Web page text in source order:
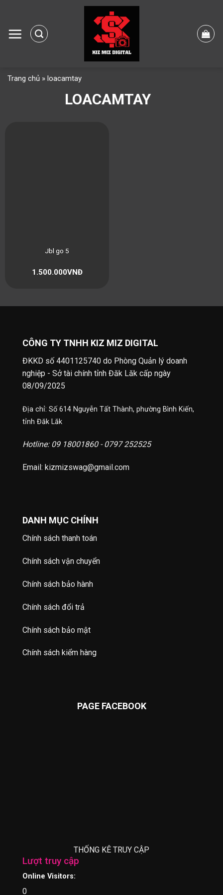
content
Trang chủ » loacamtay
LOACAMTAY
Jbl go 5
1.500.000VNĐ
CÔNG TY TNHH KIZ MIZ DIGITAL
ĐKKD số 4401125740 do Phòng Quản lý doanh
nghiệp - Sở tài chính tỉnh Đăk Lăk cấp ngày
08/09/2025
Địa chỉ: Số 614 Nguyễn Tất Thành, phường Bình Kiến,
tỉnh Đăk Lăk
Hotline: 09 18001860 - 0797 252525
Email: kizmizswag@gmail.com
DANH MỤC CHÍNH
Chính sách thanh toán
Chính sách vận chuyển
Chính sách bảo hành
Chính sách đổi trả
Chính sách bảo mật
Chính sách kiểm hàng
PAGE FACEBOOK
THỐNG KÊ TRUY CẬP
Lượt truy cập
Online Visitors:
0